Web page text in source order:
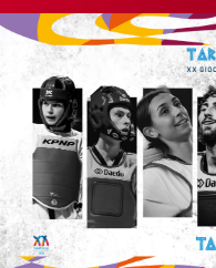
Calendario
News
Olimpiadi
Atleti
Atleti Combattimento
Atleti Poomsae e
Atleti Parataekwondo